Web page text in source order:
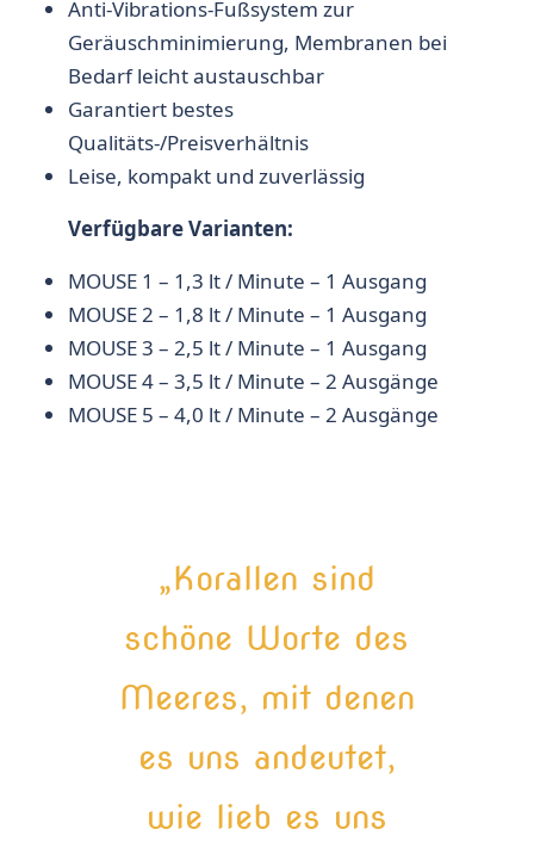
Anti-Vibrations-Fußsystem zur
Geräuschminimierung, Membranen bei
Bedarf leicht austauschbar
Garantiert bestes
Qualitäts-/Preisverhältnis
Leise, kompakt und zuverlässig
Verfügbare Varianten:
MOUSE 1 – 1,3 lt / Minute – 1 Ausgang
MOUSE 2 – 1,8 lt / Minute – 1 Ausgang
MOUSE 3 – 2,5 lt / Minute – 1 Ausgang
MOUSE 4 – 3,5 lt / Minute – 2 Ausgänge
MOUSE 5 – 4,0 lt / Minute – 2 Ausgänge
„Korallen sind
schöne Worte des
Meeres, mit denen
es uns andeutet,
wie lieb es uns